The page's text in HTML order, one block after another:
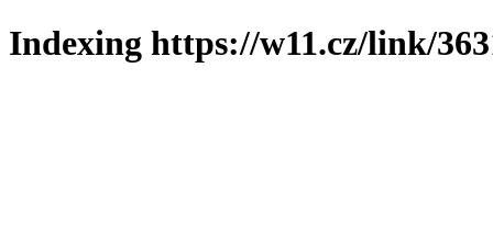
Indexing https://w11.cz/link/